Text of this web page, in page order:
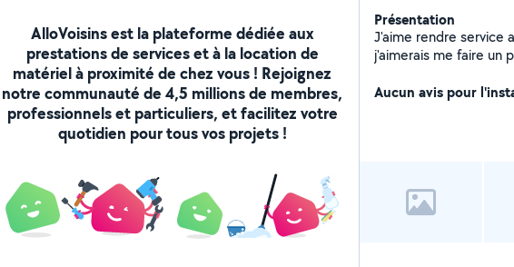
AlloVoisins est la plateforme dédiée aux
prestations de services et à la location de
matériel à proximité de chez vous ! Rejoignez
notre communauté de 4,5 millions de membres,
professionnels et particuliers, et facilitez votre
quotidien pour tous vos projets !
Présentation
J'aime rendre service
j'aimerais me faire un
Aucun avis pour